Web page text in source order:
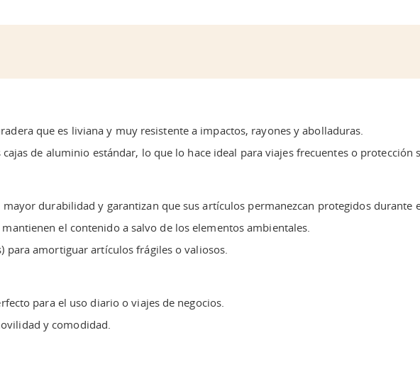
que es liviana y muy resistente a impactos, rayones y abolladuras.
de aluminio estándar, lo que lo hace ideal para viajes frecuentes o protección
durabilidad y garantizan que sus artículos permanezcan protegidos durante
el contenido a salvo de los elementos ambientales.
para amortiguar artículos frágiles o valiosos.
para el uso diario o viajes de negocios.
y comodidad.